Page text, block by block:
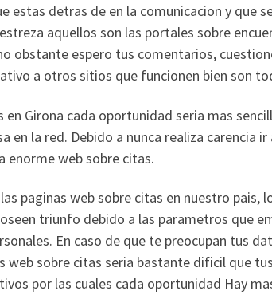
estas detras de en la comunicacion y que
aquellos son las portales sobre
obstante espero tus comentarios,
a otros sitios que funcionen bien son
Girona cada oportunidad seria mas
en la red. Debido a nunca realiza carencia ir
enorme web sobre citas.
paginas web sobre citas en nuestro pais,
triunfo debido a las parametros que
En caso de que te preocupan tus
web sobre citas seri­a bastante dificil que
por las cuales cada oportunidad Hay